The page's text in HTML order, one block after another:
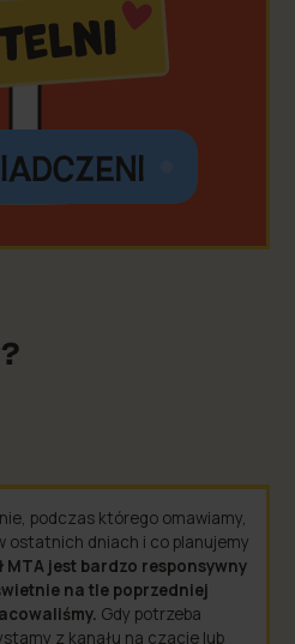
widoku
następnego
podczas którego omawiamy,
ostatnich dniach i co planujemy
MTA jest bardzo responsywny
na tle poprzedniej
Gdy potrzeba
z kanału na czacie lub